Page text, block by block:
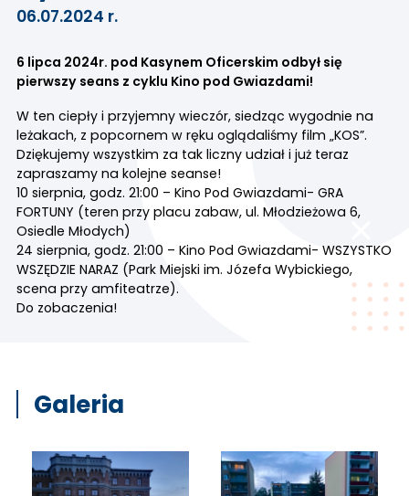
06.07.2024 r.
6 lipca 2024r. pod Kasynem Oficerskim odbył się
pierwszy seans z cyklu Kino pod Gwiazdami!
W ten ciepły i przyjemny wieczór, siedząc wygodnie na
leżakach, z popcornem w ręku oglądaliśmy film „KOS”.
Dziękujemy wszystkim za tak liczny udział i już teraz
zapraszamy na kolejne seanse!
10 sierpnia, godz. 21:00 – Kino Pod Gwiazdami- GRA
FORTUNY (teren przy placu zabaw, ul. Młodzieżowa 6,
Osiedle Młodych)
24 sierpnia, godz. 21:00 – Kino Pod Gwiazdami- WSZYSTKO
WSZĘDZIE NARAZ (Park Miejski im. Józefa Wybickiego,
scena przy amfiteatrze).
Do zobaczenia!
Galeria